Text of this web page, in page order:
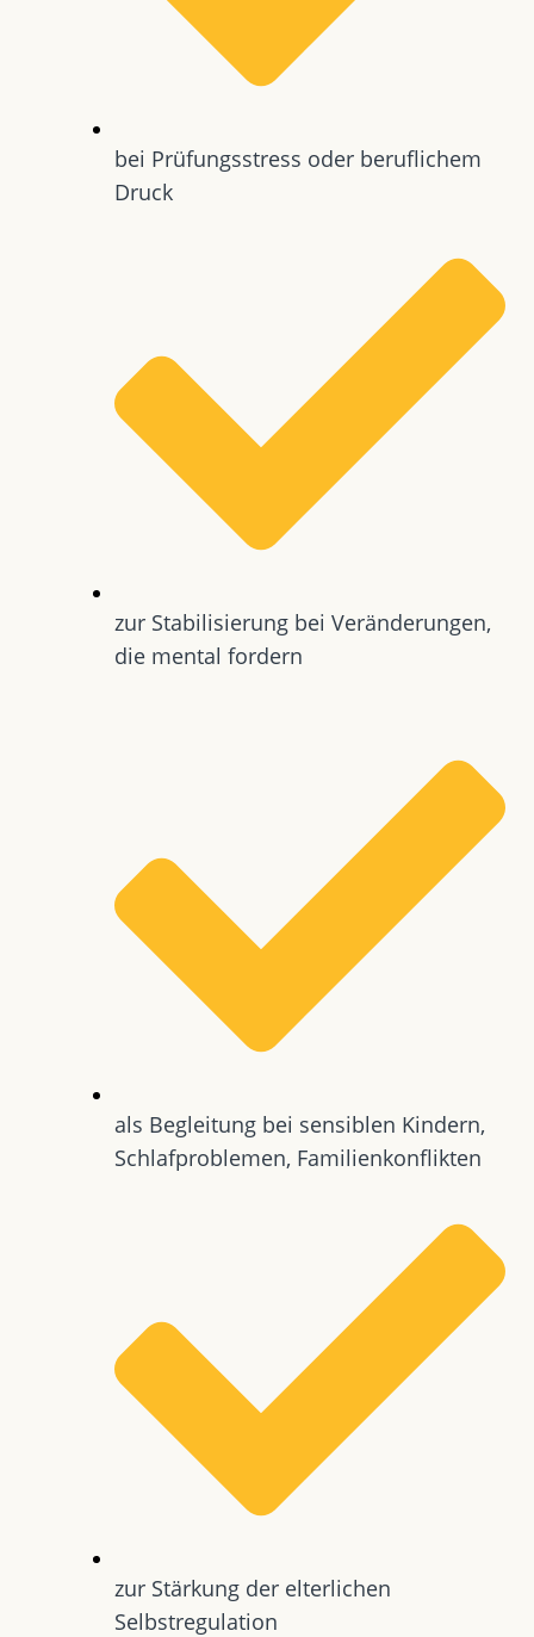
bei Prüfungsstress oder beruflichem
Druck
zur Stabilisierung bei Veränderungen,
die mental fordern
als Begleitung bei sensiblen Kindern,
Schlafproblemen, Familienkonflikten
zur Stärkung der elterlichen
Selbstregulation